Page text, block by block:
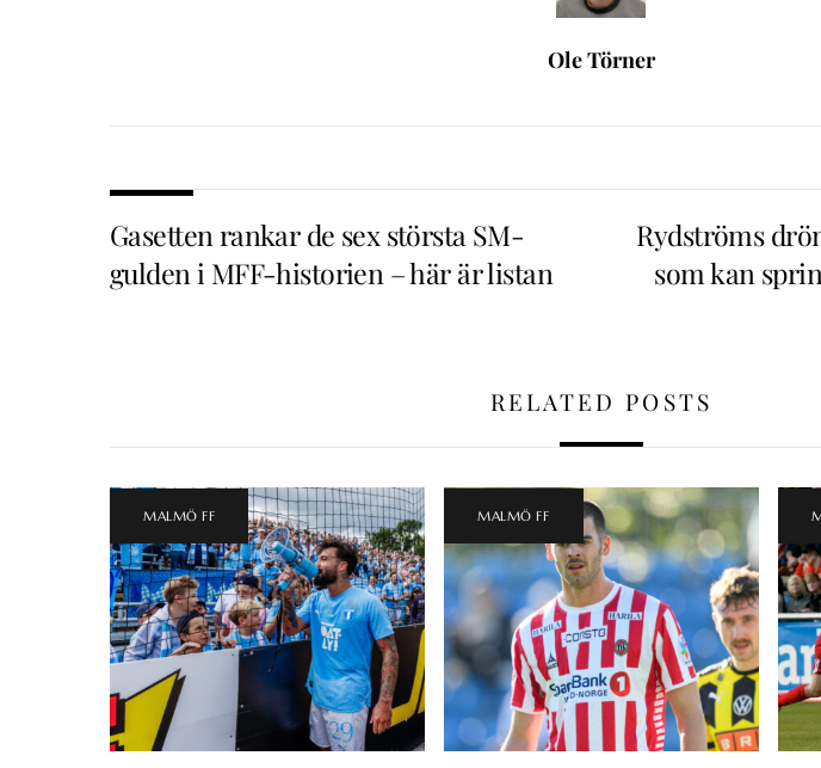
Ole Törner
Gasetten rankar de sex största SM-
gulden i MFF-historien – här är listan
Rydströms
som kan
RELATED POSTS
MALMÖ FF MALMÖ FF